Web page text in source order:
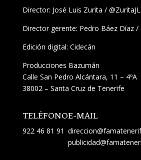
Director: José Luis Zurita / @ZuritaJL
Director gerente: Pedro Báez Díaz /
Edición digital: Cidecán
Producciones Bazumán
Calle San Pedro Alcántara, 11 – 4ºA
38002 – Santa Cruz de Tenerife
TELÉFONO
922 46 81 91
E-MAIL